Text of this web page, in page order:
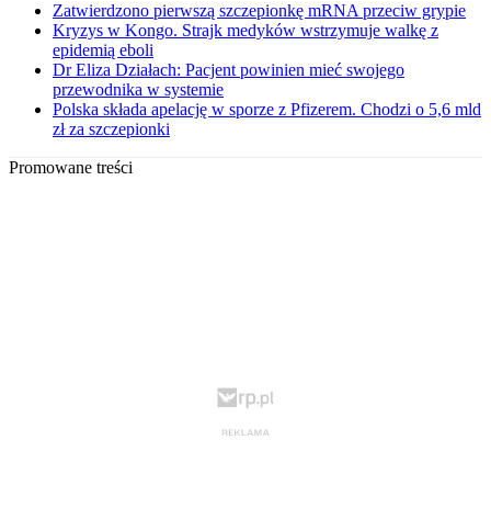
Zatwierdzono pierwszą szczepionkę mRNA przeciw grypie
Kryzys w Kongo. Strajk medyków wstrzymuje walkę z
epidemią eboli
Dr Eliza Działach: Pacjent powinien mieć swojego
przewodnika w systemie
Polska składa apelację w sporze z Pfizerem. Chodzi o 5,6 mld
zł za szczepionki
Promowane treści